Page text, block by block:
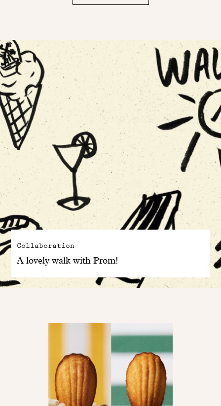
Collaboration
A lovely walk with Prom!